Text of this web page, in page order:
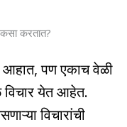
कसा करतात?
आहात, पण एकाच वेळी
विचार येत आहेत.
विचारांची